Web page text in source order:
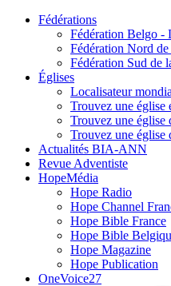
Fédérations
Fédération Belgo -
Fédération Nord de
Fédération Sud de
Églises
Localisateur
Trouvez une
Trouvez une église
Trouvez une église
Actualités BIA-ANN
Revue Adventiste
HopeMédia
Hope Radio
Hope Channel
Hope Bible France
Hope Bible
Hope Magazine
Hope Publication
OneVoice27